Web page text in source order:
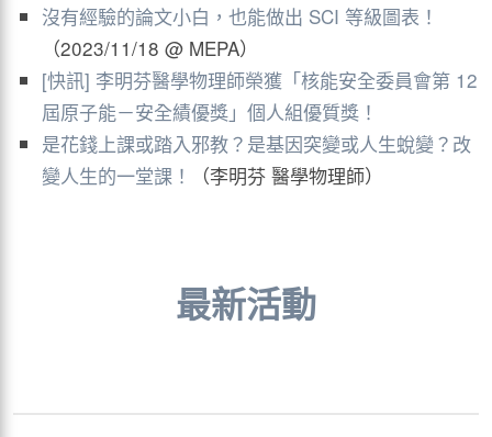
沒有經驗的論文小白，也能做出 SCI 等級圖表！
（2023/11/18 @ MEPA）
[快訊] 李明芬醫學物理師榮獲「核能安全委員會第 12
屆原子能－安全績優獎」個人組優質獎！
是花錢上課或踏入邪教？是基因突變或人生蛻變？改
變人生的一堂課！
（李明芬 醫學物理師）
最新活動